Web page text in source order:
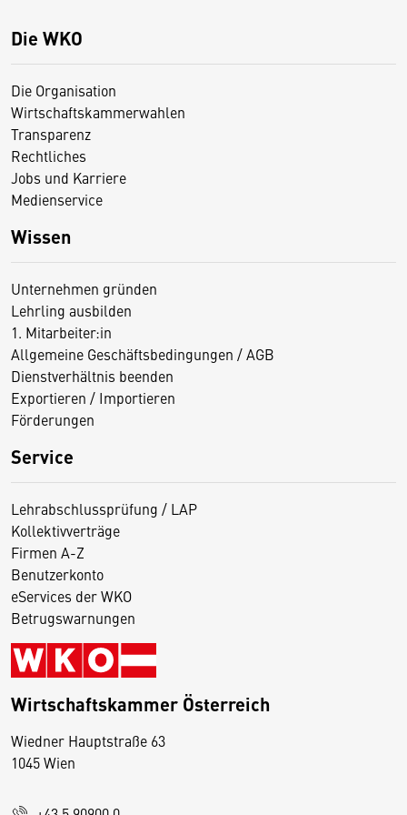
Die WKO
Die Organisation
Wirtschaftskammerwahlen
Transparenz
Rechtliches
Jobs und Karriere
Medienservice
Wissen
Unternehmen gründen
Lehrling ausbilden
1. Mitarbeiter:in
Allgemeine Geschäftsbedingungen / AGB
Dienstverhältnis beenden
Exportieren / Importieren
Förderungen
Service
Lehrabschlussprüfung / LAP
Kollektivverträge
Firmen A-Z
Benutzerkonto
eServices der WKO
Betrugswarnungen
Wirtschaftskammer Österreich
Wiedner Hauptstraße 63
1045 Wien
D